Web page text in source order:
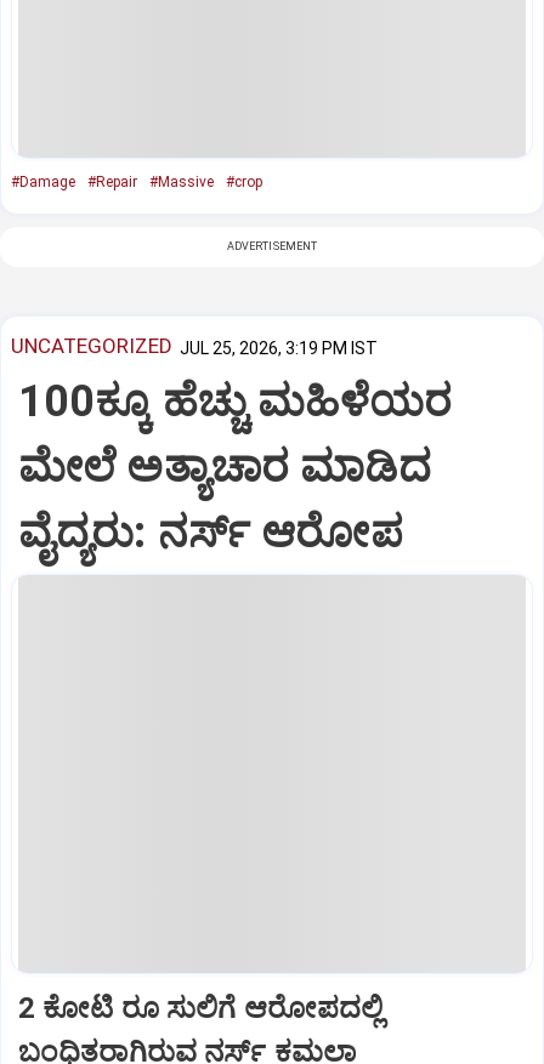
#Damage #Repair #Massive #crop
ADVERTISEMENT
UNCATEGORIZED JUL 25, 2026, 3:19 PM IST
100ಕ್ಕೂ ಹೆಚ್ಚು ಮಹಿಳೆಯರ
ಮೇಲೆ ಅತ್ಯಾಚಾರ ಮಾಡಿದ
ವೈದ್ಯರು: ನರ್ಸ್‌ ಆರೋಪ
2 ಕೋಟಿ ರೂ ಸುಲಿಗೆ ಆರೋಪದಲ್ಲಿ
ಬಂಧಿತರಾಗಿರುವ ನರ್ಸ್‌ ಕಮಲಾ